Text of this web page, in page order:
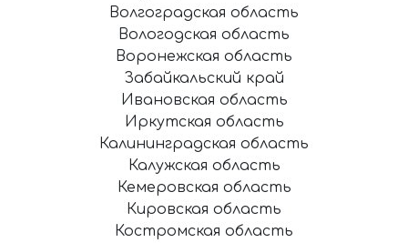
Волгоградская область
Вологодская область
Воронежская область
Забайкальский край
Ивановская область
Иркутская область
Калининградская область
Калужская область
Кемеровская область
Кировская область
Костромская область